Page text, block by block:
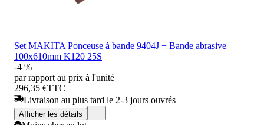
Set MAKITA Ponceuse à bande 9404J + Bande abrasive
100x610mm K120 25S
-4 %
par rapport au prix à l'unité
296,35 €TTC
Livraison au plus tard le 2-3 jours ouvrés
Afficher les détails